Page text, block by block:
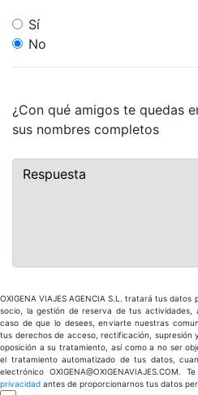
Sí
No
¿Con qué amigos te quedas
sus nombres completos
OXIGENA VIAJES AGENCIA S.L. tratará tus
socio, la gestión de reserva de tus
caso de que lo desees, enviarte nuestras
tus derechos de acceso, rectificación, supresión
oposición a su tratamiento, así como a no ser
el tratamiento automatizado de tus datos,
electrónico
privacidad antes de proporcionarnos tus datos